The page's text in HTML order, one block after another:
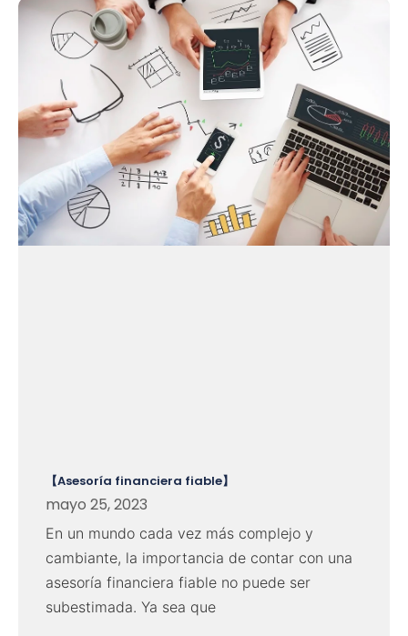
【Asesoría financiera fiable】
mayo 25, 2023
En un mundo cada vez más complejo y
cambiante, la importancia de contar con una
asesoría financiera fiable no puede ser
subestimada. Ya sea que